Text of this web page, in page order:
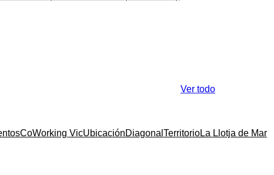
Ver todo
CoWorking VicUbicaciónDiagonal TerritorioLa Llotja de Mar